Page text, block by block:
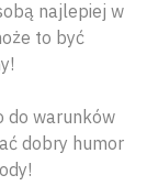
najlepiej w
to być
do warunków
dobry humor